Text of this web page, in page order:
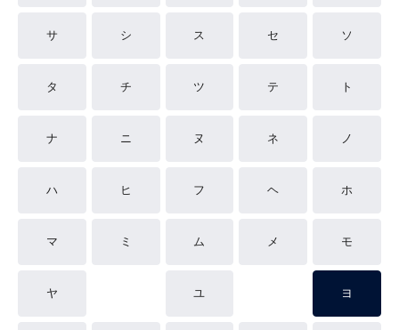
サ シ ス セ ソ
タ チ ツ テ ト
ナ ニ ヌ ネ ノ
ハ ヒ フ ヘ ホ
マ ミ ム メ モ
ヤ ユ ヨ